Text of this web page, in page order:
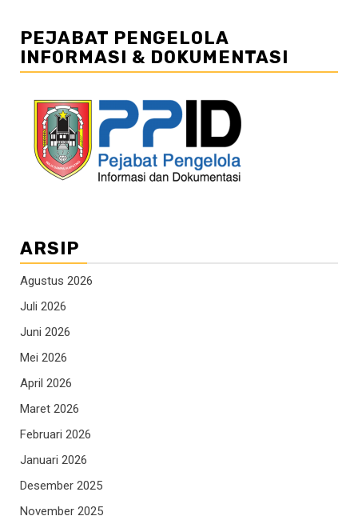
PEJABAT PENGELOLA
INFORMASI & DOKUMENTASI
ARSIP
Agustus 2026
Juli 2026
Juni 2026
Mei 2026
April 2026
Maret 2026
Februari 2026
Januari 2026
Desember 2025
November 2025